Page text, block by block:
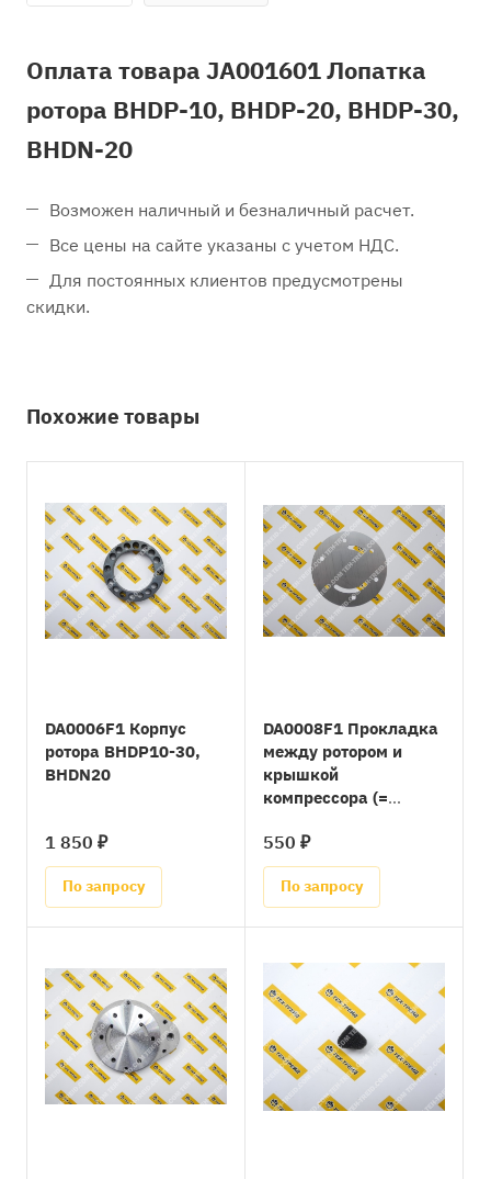
Оплата товара JA001601 Лопатка
ротора BHDP-10, BHDP-20, BHDP-30,
BHDN-20
Возможен наличный и безналичный расчет.
Все цены на сайте указаны с учетом НДС.
Для постоянных клиентов предусмотрены
скидки.
Похожие товары
DA0006F1 Корпус
ротора BHDP10-30,
BHDN20
1 850 ₽
По запросу
DA0008F1 Прокладка
между ротором и
крышкой
компрессора (=
550 ₽
По запросу